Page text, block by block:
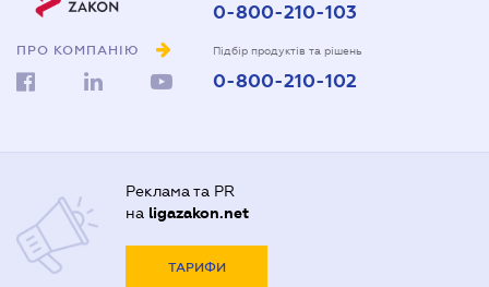
ПРО КОМПАНІЮ
0-800-210-103
Підбір продуктів та рішень
0-800-210-102
Реклама та PR
на ligazakon.net
ТАРИФИ